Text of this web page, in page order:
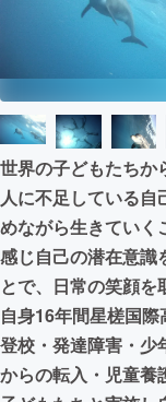
映像・
ビジネ
まちづ
CAMPFIRE
CAMPFIRE
世界の子どもたちか
人に不足している自
めながら生きていく
感じ自己の潜在意識
とで、日常の笑顔を
自身16年間星槎国
登校・発達障害・少
からの転入・児童養